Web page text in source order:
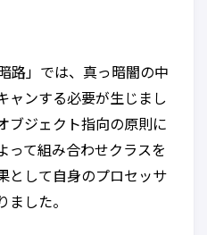
路」では、真っ暗闇の中
ャンする必要が生じまし
ブジェクト指向の原則に
って組み合わせクラスを
として自身のプロセッサ
ました。